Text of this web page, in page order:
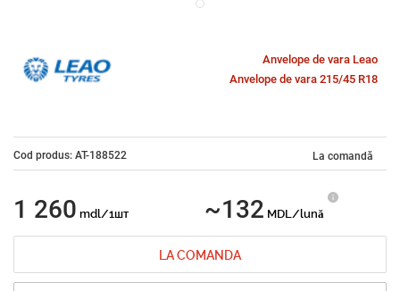
Anvelope de vara Leao
Anvelope de vara 215/45 R18
Cod produs: AT-188522 La comandă
1 260 mdl/1шт ~132 MDL/lună
LA COMANDA